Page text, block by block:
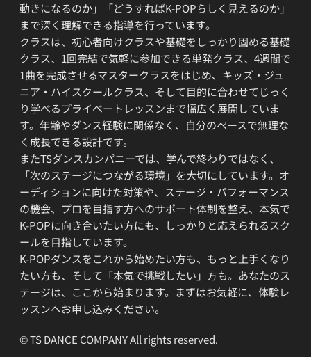
動きになるのか」「どうすればK-POPらしく見えるのか」
まで深く理解できる指導を行っています。
クラスは、初心者向けクラスや基礎をしっかり固める基礎
クラス、1回完結で気軽に参加できる単発クラス、4週間で
1曲を完成させるマスタークラスをはじめ、キッズ・ジュ
ニア・ハイスクールクラス、そして目的に合わせてじっく
り学べるプライベートレッスンまで幅広く展開していま
す。年齢やダンス経験に関係なく、自分のペースで無理な
く成長できる設計です。
またTSダンスカンパニーでは、学んで終わりではなく、
「次のステージにつながる環境」を大切にしています。オ
ーディションに向けた対策や、ステージ・パフォーマンス
の機会、プロを目指す方へのサポート体制を整え、本気で
K-POPに向き合いたい方にも、しっかりと応えられるスク
ールを目指しています。
K-POPダンスをこれから始めたい方も、もっと上手くなり
たい方も、そして「本気で挑戦したい」方も。あなたのス
テージは、ここから始まります。まずはお気軽に、体験レ
ッスンへお申し込みください。
© TS DANCE COMPANY All rights reserved.